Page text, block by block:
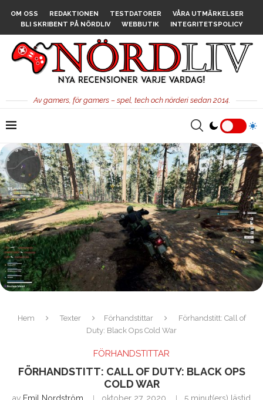
OM OSS REDAKTIONEN TESTDATORER
VÅRA UTMÄRKELSER
BLI SKRIBENT PÅ NÖRDLIV
WEBBUTIK INTEGRITETSPOLICY
Av gamers, för gamers – spel, tech och nörderi sedan 2014.
Hem Texter Förhandstittar
Förhandstitt: Call of
Duty: Black Ops Cold War
FÖRHANDSTITTAR
FÖRHANDSTITT: CALL OF DUTY: BLACK OPS
COLD WAR